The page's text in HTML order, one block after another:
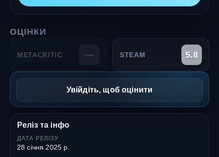
ОЦІНКИ
METACRITIC — STEAM 5.8
Увійдіть, щоб оцінити
Реліз та інфо
ДАТА РЕЛІЗУ
28 січня 2025 р.